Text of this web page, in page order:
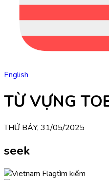
English
TỪ VỰNG
THỨ BẢY, 31/05/2025
seek
tìm kiếm